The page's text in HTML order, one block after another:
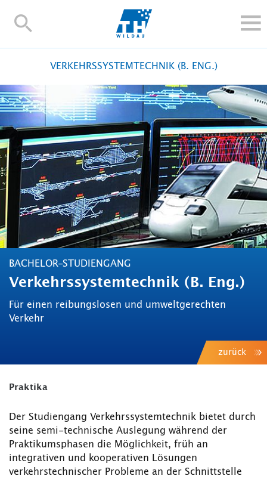
TH-
FORSCHUNG UND TRANSFER
ALUMNI
HOCHSCHULE
INTERNATIONAL
BESCHÄFTIGTE
Blogs Kontakt und Anfahrt Webmail Moodle
TH Online-Portal Personensuche English
VERKEHRSSYSTEMTECHNIK (B. ENG.)
BACHELOR-STUDIENGANG
Verkehrssystemtechnik (B. Eng.)
Für einen reibungslosen und umweltgerechten
Verkehr
zurück
Praktika
Der Studiengang Verkehrssystemtechnik bietet durch
seine semi-technische Auslegung während der
Praktikumsphasen die Möglichkeit, früh an
integrativen und kooperativen Lösungen
verkehrstechnischer Probleme an der Schnittstelle